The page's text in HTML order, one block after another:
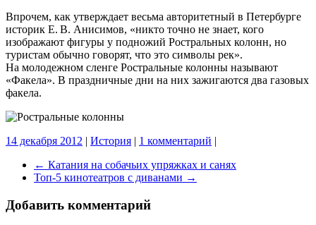
Впрочем, как утверждает весьма авторитетный в Петербурге
историк Е. В. Анисимов, «никто точно не знает, кого
изображают фигуры у подножий Ростральных колонн, но
туристам обычно говорят, что это символы рек».
На молодежном сленге Ростральные колонны называют
«Факела». В праздничные дни на них зажигаются два газовых
факела.
14 декабря 2012 | История | 1 комментарий |
← Катания на собачьих упряжках и санях
Топ-5 кинотеатров с диванами →
Добавить комментарий